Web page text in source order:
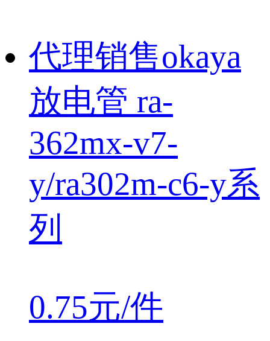
代理销售okaya
放电管 ra-
362mx-v7-
y/ra302m-c6-y系
列
0.75元/件